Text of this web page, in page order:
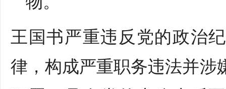
王国书严重违反党的政治
律，构成严重职务违法并涉